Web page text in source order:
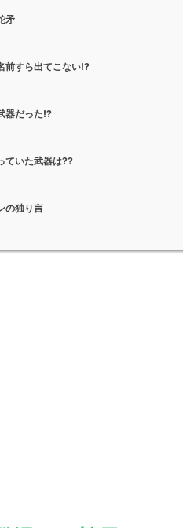
矛
前すら出てこない!?
器だった!?
ていた武器は??
の独り言